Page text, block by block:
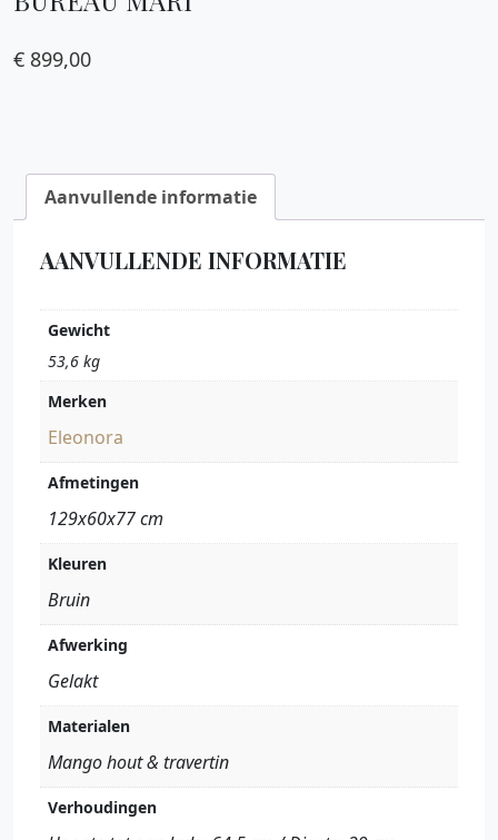
€ 899,00
Aanvullende informatie
AANVULLENDE INFORMATIE
Gewicht
53,6 kg
Merken
Eleonora
Afmetingen
129x60x77 cm
Kleuren
Bruin
Afwerking
Gelakt
Materialen
Mango hout & travertin
Verhoudingen